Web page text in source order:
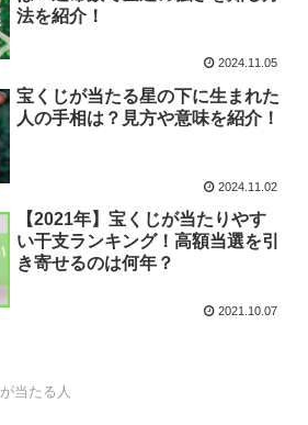
法を紹介！
2024.11.05
宝くじが当たる星の下に生まれた
人の手相は？見方や意味を紹介！
2024.11.02
【2021年】宝くじが当たりやす
い干支ランキング！高額当選を引
き寄せるのは何年？
2021.10.07
当たる人